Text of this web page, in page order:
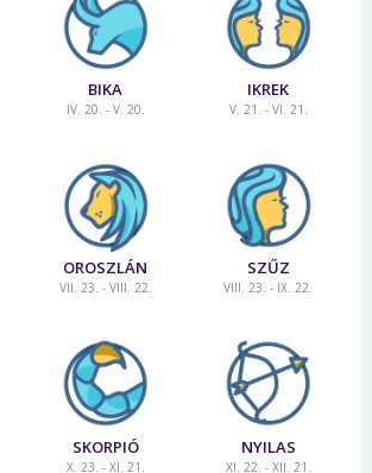
BIKA
IV. 20. - V. 20.
IKREK
V. 21. - VI. 21.
OROSZLÁN
VII. 23. - VIII. 22.
SZŰZ
VIII. 23. - IX. 22.
SKORPIÓ
X. 23. - XI. 21.
NYILAS
XI. 22. - XII. 21.